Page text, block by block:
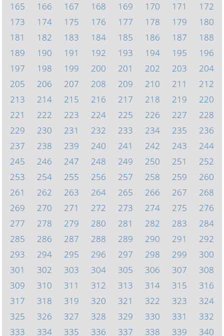
165
166 167 168 169 170 171
172
173
174 175 176 177 178 179
180
181
182 183 184 185 186 187
188
189
190 191 192 193 194 195
196
197
198 199 200 201 202 203
204
205
206 207 208 209 210 211
212
213
214 215 216 217 218 219
220
221
222 223 224 225 226 227
228
229
230 231 232 233 234 235
236
237
238 239 240 241 242 243
244
245
246 247 248 249 250 251
252
253
254 255 256 257 258 259
260
261
262 263 264 265 266 267
268
269
270 271 272 273 274 275
276
277
278 279 280 281 282 283
284
285
286 287 288 289 290 291
292
293
294 295 296 297 298 299
300
301
302 303 304 305 306 307
308
309
310 311 312 313 314 315
316
317
318 319 320 321 322 323
324
325
326 327 328 329 330 331
332
333
334 335 336 337 338 339 340